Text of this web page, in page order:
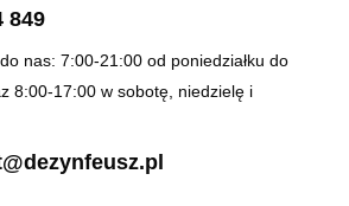
849
nas: 7:00-21:00 od poniedziałku do
8:00-17:00 w sobotę, niedzielę i